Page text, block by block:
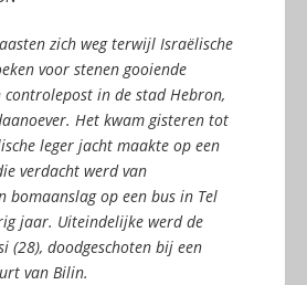
zich weg terwijl Israëlische
voor stenen gooiende
in de stad Hebron,
Het kwam gisteren tot
leger jacht maakte op een
verdacht werd van
bomaanslag op een bus in Tel
jaar. Uiteindelijke werd de
(28), doodgeschoten bij een
van Bilin.